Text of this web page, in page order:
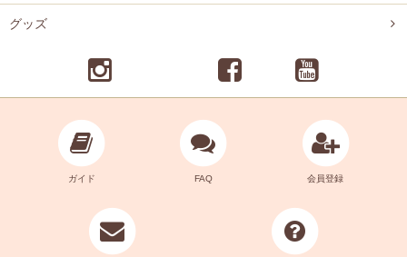
グッズ
ガイド FAQ 会員登録